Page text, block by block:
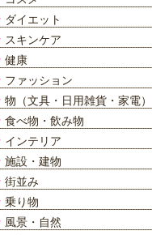
ダイエット
スキンケア
健康
ファッション
物（文具・日用雑貨・家電）
食べ物・飲み物
インテリア
施設・建物
街並み
乗り物
風景・自然